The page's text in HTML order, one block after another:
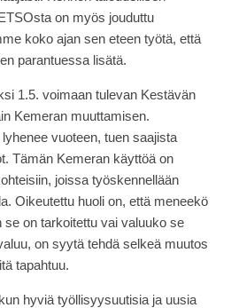
on myös jouduttu
koko ajan sen eteen työtä, että
parantuessa lisätä.
1.5. voimaan tulevan Kestävän
Kemeran muuttamisen.
vuoteen, tuen saajista
Tämän Kemeran käyttöä on
joissa työskennellään
Oikeutettu huoli on, että meneekö
se on tarkoitettu vai valuuko se
on syytä tehdä selkeä muutos
tapahtuu.
hyviä työllisyysuutisia ja uusia